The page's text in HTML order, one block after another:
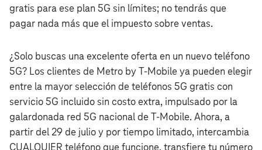
gratis para ese plan 5G sin límites; no tendrás que
pagar nada más que el impuesto sobre ventas.
¿Solo buscas una excelente oferta en un nuevo teléfono
5G? Los clientes de Metro by T‑Mobile ya pueden elegir
entre la mayor selección de teléfonos 5G gratis con
servicio 5G incluido sin costo extra, impulsado por la
galardonada red 5G nacional de T‑Mobile. Ahora, a
partir del 29 de julio y por tiempo limitado, intercambia